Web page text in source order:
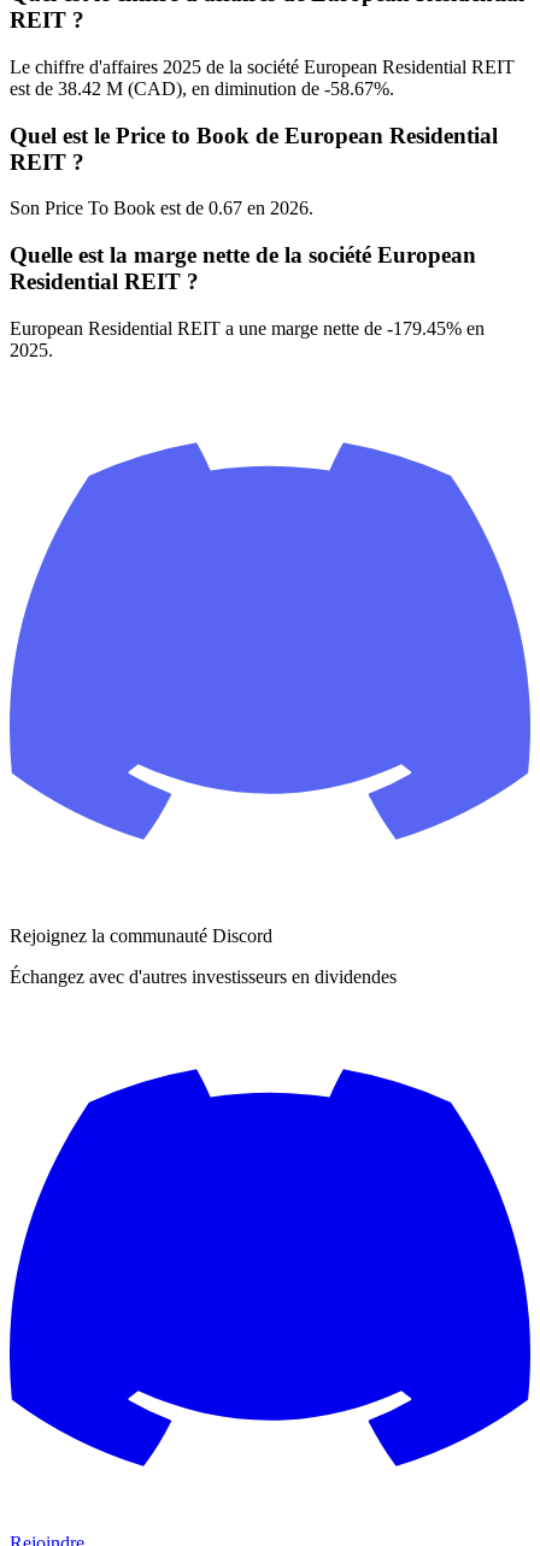
REIT ?
Le chiffre d'affaires 2025 de la société European Residential REIT
est de 38.42 M (CAD), en diminution de -58.67%.
Quel est le Price to Book de European Residential
REIT ?
Son Price To Book est de 0.67 en 2026.
Quelle est la marge nette de la société European
Residential REIT ?
European Residential REIT a une marge nette de -179.45% en
2025.
Rejoignez la communauté Discord
Échangez avec d'autres investisseurs en dividendes